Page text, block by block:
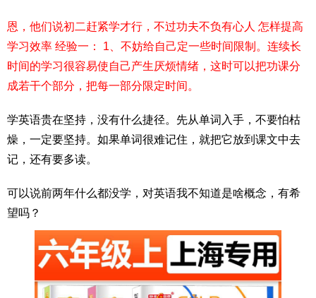
恩，他们说初二赶紧学才行，不过功夫不负有心人 怎样提高
学习效率 经验一： 1、不妨给自己定一些时间限制。连续长
时间的学习很容易使自己产生厌烦情绪，这时可以把功课分
成若干个部分，把每一部分限定时间。
学英语贵在坚持，没有什么捷径。先从单词入手，不要怕枯
燥，一定要坚持。如果单词很难记住，就把它放到课文中去
记，还有要多读。
可以说前两年什么都没学，对英语我不知道是啥概念，有希
望吗？